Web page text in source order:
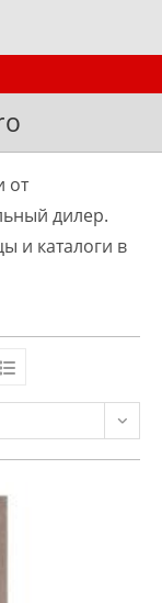
от
дилер.
и каталоги в